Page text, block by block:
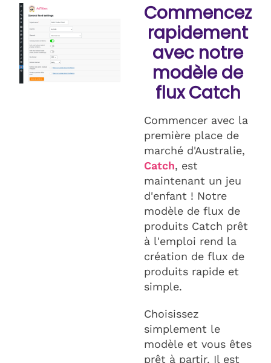
Commencez
rapidement
avec notre
modèle de
flux Catch
Commencer avec la
première place de
marché d'Australie,
Catch, est
maintenant un jeu
d'enfant ! Notre
modèle de flux de
produits Catch prêt
à l'emploi rend la
création de flux de
produits rapide et
simple.
Choisissez
simplement le
modèle et vous êtes
prêt à partir. Il est